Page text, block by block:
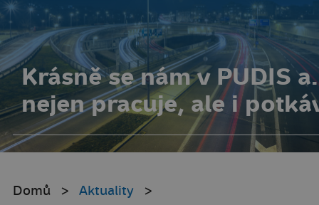
Krásně se nám v PUDIS
nejen pracuje, ale i
Domů
Aktuality